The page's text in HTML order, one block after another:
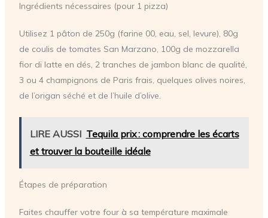
Ingrédients nécessaires (pour 1 pizza)
Utilisez 1 pâton de 250g (farine 00, eau, sel, levure), 80g
de coulis de tomates San Marzano, 100g de mozzarella
fior di latte en dés, 2 tranches de jambon blanc de qualité,
3 ou 4 champignons de Paris frais, quelques olives noires,
de l’origan séché et de l’huile d’olive.
LIRE AUSSI Tequila prix : comprendre les écarts
et trouver la bouteille idéale
Étapes de préparation
Faites chauffer votre four à sa température maximale